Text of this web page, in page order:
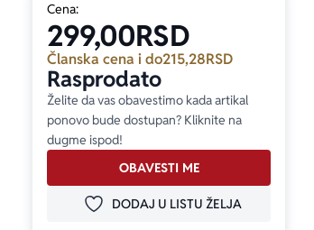
Cena:
299,00RSD
Članska cena i do215,28RSD
Rasprodato
Želite da vas obavestimo kada artikal
ponovo bude dostupan? Kliknite na
dugme ispod!
OBAVESTI ME
DODAJ U OMILJENE
DODAJ U LISTU ŽELJA